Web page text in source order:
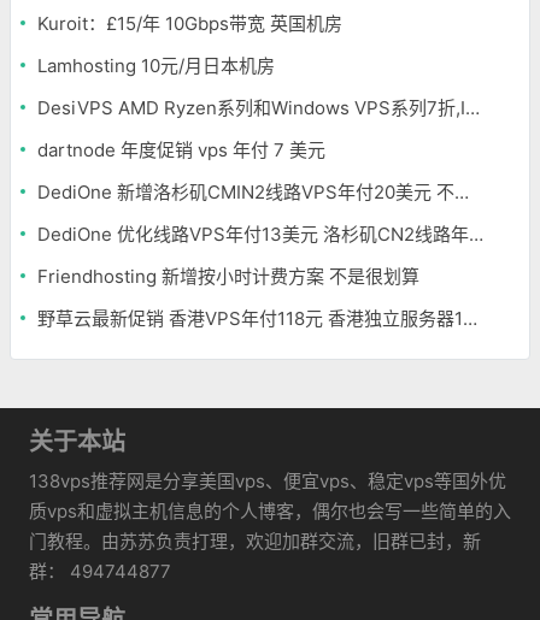
Kuroit：£15/年 10Gbps带宽 英国机房
Lamhosting 10元/月日本机房
DesiVPS AMD Ryzen系列和Windows VPS系列7折,Intel系列年付11.6美元
dartnode 年度促销 vps 年付 7 美元
DediOne 新增洛杉矶CMIN2线路VPS年付20美元 不限流量
DediOne 优化线路VPS年付13美元 洛杉矶CN2线路年付59美元
Friendhosting 新增按小时计费方案 不是很划算
野草云最新促销 香港VPS年付118元 香港独立服务器199元/月
关于本站
138vps推荐网是分享美国vps、便宜vps、稳定vps等国外优
质vps和虚拟主机信息的个人博客，偶尔也会写一些简单的入
门教程。由苏苏负责打理，欢迎加群交流，旧群已封，新
群： 494744877